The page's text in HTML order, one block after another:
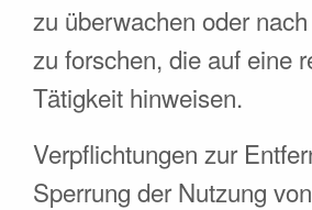
zu überwachen oder
zu forschen, die auf eine
Tätigkeit hinweisen.
Verpflichtungen zur
Sperrung der Nutzung von